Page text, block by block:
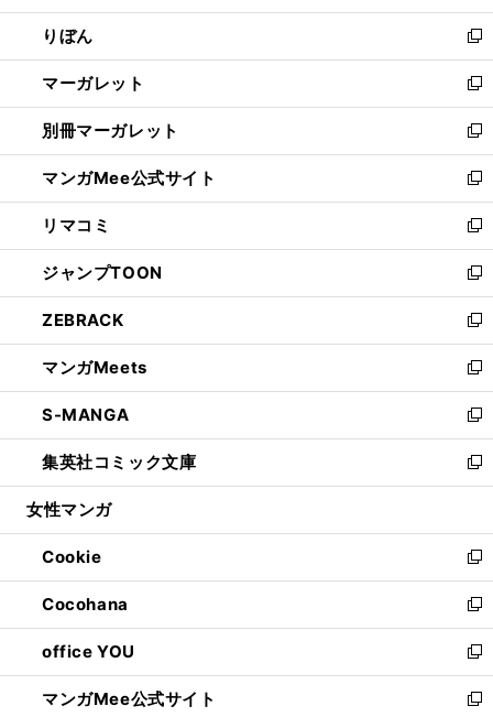
開
く
ウ
で
開
く
ン
ド
ウ
で
開
く
ウ
ィ
ン
ド
ウ
で
開
く
りぼん
新
し
い
ウ
ィ
ン
ド
ウ
で
開
く
マーガレット
新
し
い
ウ
ィ
ン
ド
ウ
で
開
く
別冊マーガレット
新
し
い
ウ
ィ
ン
ド
ウ
で
開
く
マンガMee公式サイト
新
し
い
ウ
ィ
ン
ド
ウ
で
開
く
リマコミ
新
し
い
ウ
ィ
ン
ド
ウ
で
開
く
ジャンプTOON
新
し
い
ウ
ィ
ン
ド
ウ
で
開
ZEBRACK
新
し
い
ウ
ィ
ン
ド
ウ
開
く
マンガMeets
新
し
い
ウ
ィ
ン
ウ
で
開
く
S-MANGA
新
し
い
ウ
ン
ド
ウ
で
開
く
集英社コミック文庫
新
し
ウ
ィ
ン
ド
ウ
で
開
く
女性マンガ
Cookie
新
し
い
ウ
ィ
ン
ド
Cocohana
新
し
い
ウ
ィ
office YOU
新
し
い
マンガMee公式サイト 新